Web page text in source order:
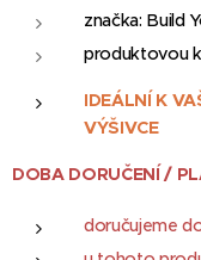
značka: Build
produktovou
IDEÁLNÍ K
VÝŠIVCE
DOBA DORUČENÍ /
doručujeme